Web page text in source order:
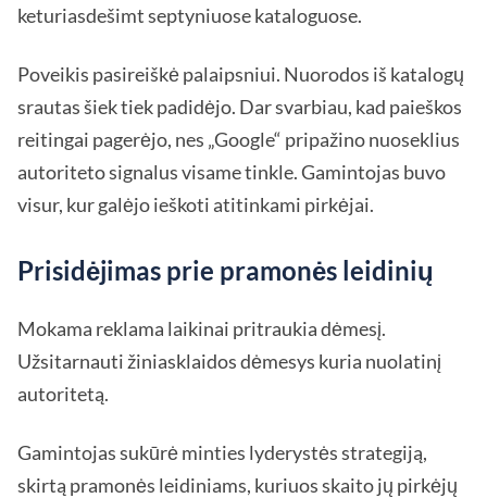
keturiasdešimt septyniuose kataloguose.
Poveikis pasireiškė palaipsniui. Nuorodos iš katalogų
srautas šiek tiek padidėjo. Dar svarbiau, kad paieškos
reitingai pagerėjo, nes „Google“ pripažino nuoseklius
autoriteto signalus visame tinkle. Gamintojas buvo
visur, kur galėjo ieškoti atitinkami pirkėjai.
Prisidėjimas prie pramonės leidinių
Mokama reklama laikinai pritraukia dėmesį.
Užsitarnauti žiniasklaidos dėmesys kuria nuolatinį
autoritetą.
Gamintojas sukūrė minties lyderystės strategiją,
skirtą pramonės leidiniams, kuriuos skaito jų pirkėjų